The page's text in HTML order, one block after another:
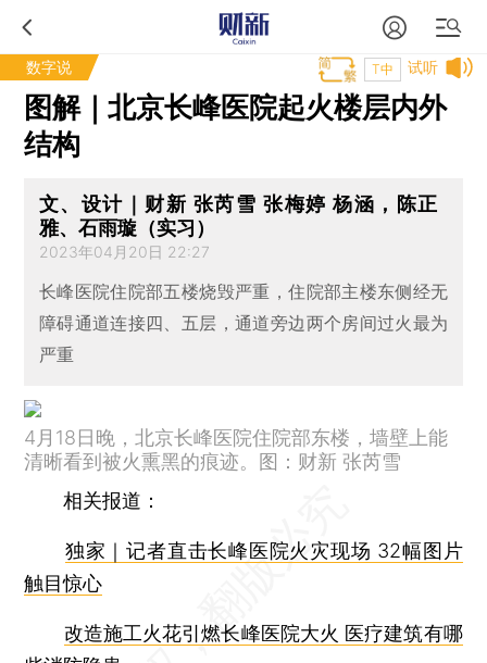
数字说 试听
T中
图解｜北京长峰医院起火楼层内外
结构
文、设计｜财新 张芮雪 张梅婷 杨涵，陈正
雅、石雨璇（实习）
2023年04月20日 22:27
长峰医院住院部五楼烧毁严重，住院部主楼东侧经无
障碍通道连接四、五层，通道旁边两个房间过火最为
严重
4月18日晚，北京长峰医院住院部东楼，墙壁上能
清晰看到被火熏黑的痕迹。图：财新 张芮雪
相关报道：
独家｜记者直击长峰医院火灾现场 32幅图片
触目惊心
改造施工火花引燃长峰医院大火 医疗建筑有哪